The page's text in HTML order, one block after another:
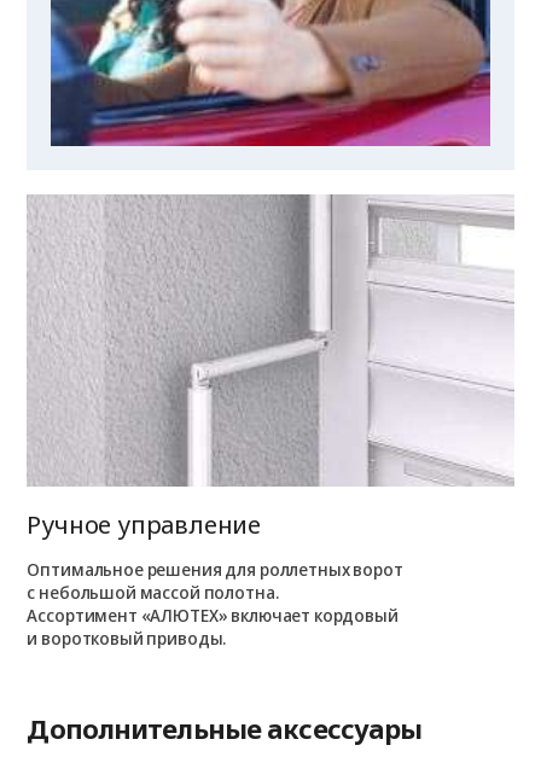
Ручное управление
Оптимальное решения для роллетных ворот
с небольшой массой полотна.
Ассортимент «АЛЮТЕХ» включает кордовый
и воротковый приводы.
Дополнительные аксессуары